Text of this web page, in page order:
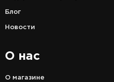
Блог
Новости
О нас
О магазине